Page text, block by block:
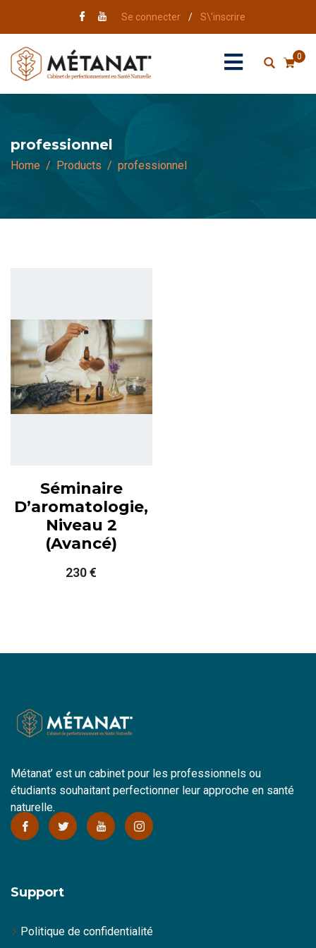
Se connecter / S\'inscrire
0
professionnel
Home Products professionnel
Séminaire
D’aromatologie,
Niveau 2
(avancé)
230€
Métanat’ est un cabinet pour les professionnels ou
étudiants souhaitant perfectionner leur approche en santé
naturelle.
Support
Politique de confidentialité